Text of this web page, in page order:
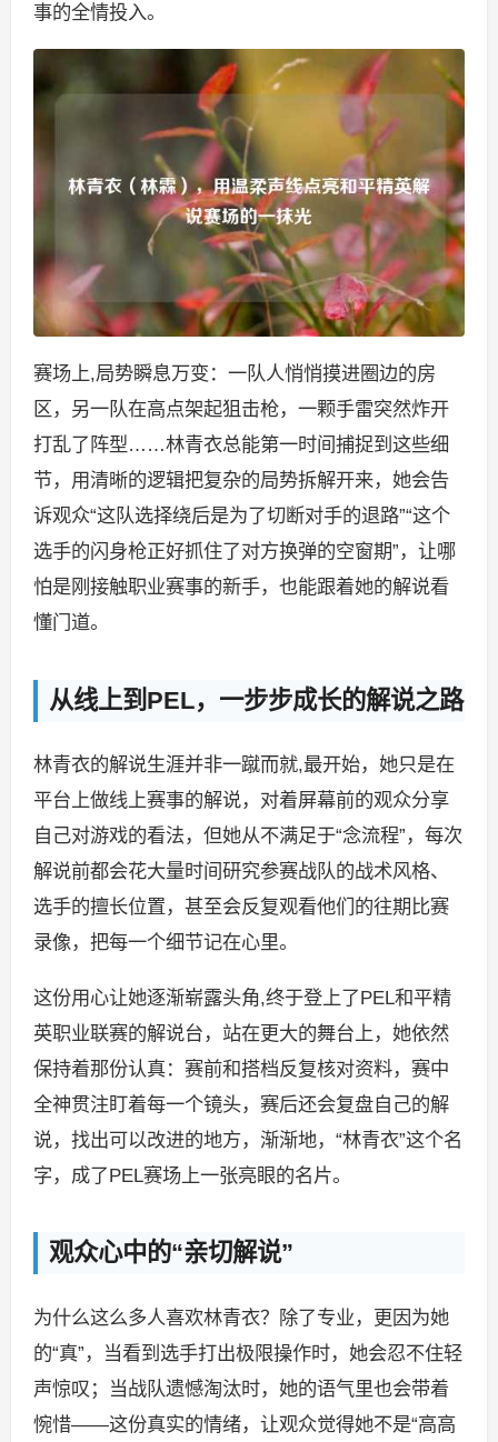
事的全情投入。
赛场上,局势瞬息万变：一队人悄悄摸进圈边的房
区，另一队在高点架起狙击枪，一颗手雷突然炸开
打乱了阵型……林青衣总能第一时间捕捉到这些细
节，用清晰的逻辑把复杂的局势拆解开来，她会告
诉观众“这队选择绕后是为了切断对手的退路”“这个
选手的闪身枪正好抓住了对方换弹的空窗期”，让哪
怕是刚接触职业赛事的新手，也能跟着她的解说看
懂门道。
从线上到PEL，一步步成长的解说之路
林青衣的解说生涯并非一蹴而就,最开始，她只是在
平台上做线上赛事的解说，对着屏幕前的观众分享
自己对游戏的看法，但她从不满足于“念流程”，每次
解说前都会花大量时间研究参赛战队的战术风格、
选手的擅长位置，甚至会反复观看他们的往期比赛
录像，把每一个细节记在心里。
这份用心让她逐渐崭露头角,终于登上了PEL和平精
英职业联赛的解说台，站在更大的舞台上，她依然
保持着那份认真：赛前和搭档反复核对资料，赛中
全神贯注盯着每一个镜头，赛后还会复盘自己的解
说，找出可以改进的地方，渐渐地，“林青衣”这个名
字，成了PEL赛场上一张亮眼的名片。
观众心中的“亲切解说”
为什么这么多人喜欢林青衣？除了专业，更因为她
的“真”，当看到选手打出极限操作时，她会忍不住轻
声惊叹；当战队遗憾淘汰时，她的语气里也会带着
惋惜——这份真实的情绪，让观众觉得她不是“高高